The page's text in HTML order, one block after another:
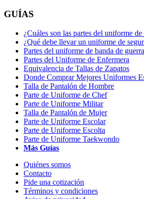
GUÍAS
¿Cuáles son las partes del uniforme
¿Qué debe llevar un uniforme de
Partes del uniforme de banda de guerra
Partes del Uniforme de Enfermera
Equivalencia de Tallas de Zapatos
Donde Comprar Mejores Uniformes
Talla de Pantalón de Hombre
Parte de Uniforme de Chef
Parte de Uniforme Militar
Talla de Pantalón de Mujer
Parte de Uniforme Escolar
Parte de Uniforme Escolta
Parte de Uniforme Taekwondo
Más Guías
Quiénes somos
Contacto
Pide una cotización
Términos y condiciones